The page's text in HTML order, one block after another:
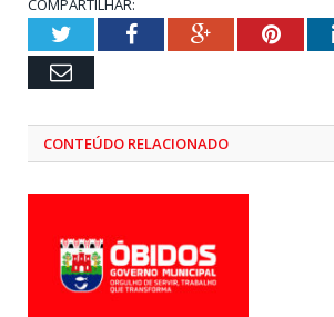
COMPARTILHAR:
TwitterFacebookGoogle+
Email
CONTEÚDO RELACIONADO